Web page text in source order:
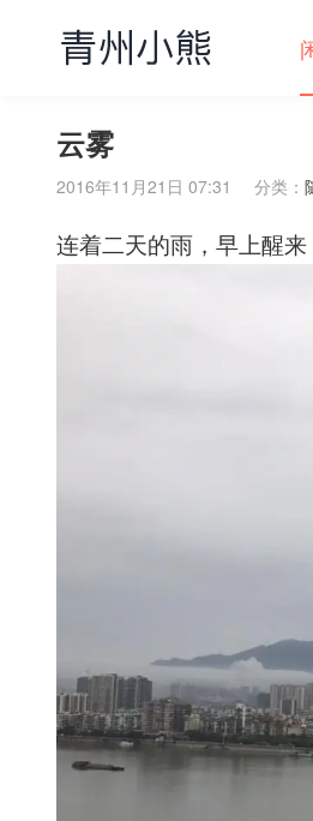
云雾
2016年11月21日 07:31 分类：
连着二天的雨，早上醒